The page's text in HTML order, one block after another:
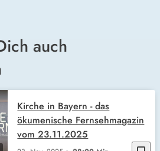
auch
Kirche in Bayern - das
ökumenische Fernsehmagazin
vom 23.11.2025